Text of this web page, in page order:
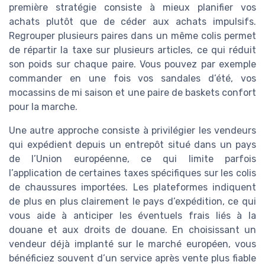
première stratégie consiste à mieux planifier vos
achats plutôt que de céder aux achats impulsifs.
Regrouper plusieurs paires dans un même colis permet
de répartir la taxe sur plusieurs articles, ce qui réduit
son poids sur chaque paire. Vous pouvez par exemple
commander en une fois vos sandales d’été, vos
mocassins de mi saison et une paire de baskets confort
pour la marche.
Une autre approche consiste à privilégier les vendeurs
qui expédient depuis un entrepôt situé dans un pays
de l’Union européenne, ce qui limite parfois
l’application de certaines taxes spécifiques sur les colis
de chaussures importées. Les plateformes indiquent
de plus en plus clairement le pays d’expédition, ce qui
vous aide à anticiper les éventuels frais liés à la
douane et aux droits de douane. En choisissant un
vendeur déjà implanté sur le marché européen, vous
bénéficiez souvent d’un service après vente plus fiable